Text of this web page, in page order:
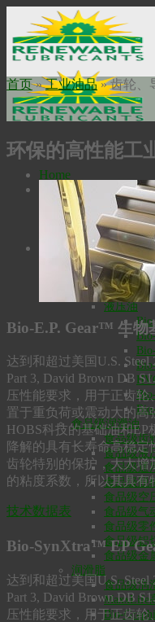
content
Home
关于我们
使命申明
公司历史
瑞安勃安
工业油品
高温润滑油
Bio-
Bio-
液压油
食品级润滑油
食品级齿
食品级液
食品级通
食品级脱
食品级空
食品级气
食品级零
食品级铝
食品级金
润滑脂
食品级润
MaxxLife
Bio-
首页»工业油品»齿轮、
环保的高性能工
Bio-E.P. Gear™ 生物
达到和超过美国U.S. Steel
Part 3, David Brown DB
压性能要求，用于正齿
置于重负荷或震动大的高
HOBS科技的基础油和
降解的具有长寿命高稳
齿轮特别的保护，大大增
的粘度系数，所以其具有
技术数据表
Bio-SynXtra™ EP
达到和超过美国U.S. Steel
Part 3, David Brown DB
压性能要求，用于正齿